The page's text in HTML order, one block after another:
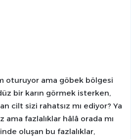
oturuyor ama göbek bölgesi
bir karın görmek isterken,
cilt sizi rahatsız mı ediyor? Ya
fazlalıklar hâlâ orada mı
oluşan bu fazlalıklar,